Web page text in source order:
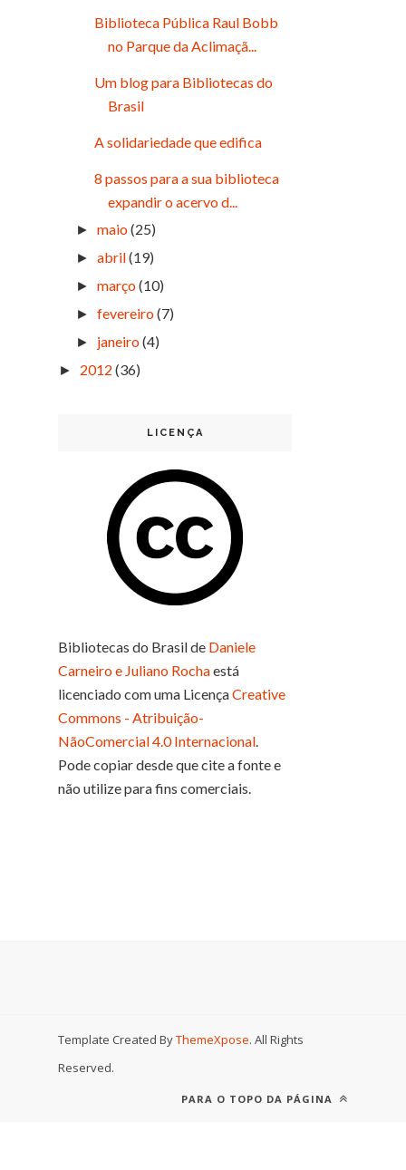
Biblioteca Pública Raul Bobb
no Parque da Aclimaçã...
Um blog para Bibliotecas do
Brasil
A solidariedade que edifica
8 passos para a sua biblioteca
expandir o acervo d...
►maio(25)
►abril(19)
►março(10)
►fevereiro(7)
► janeiro(4)
► 2012 (36)
LICENÇA
Bibliotecas do Brasilde Daniele
Carneiro e Juliano Rochaestá
licenciado com uma LicençaCreative
Commons - Atribuição-
NãoComercial 4.0 Internacional.
Pode copiar desde que cite a fonte e
não utilize para fins comerciais.
Template Created ByThemeXpose. All Rights
Reserved.
PARA O TOPO DA PÁGINA